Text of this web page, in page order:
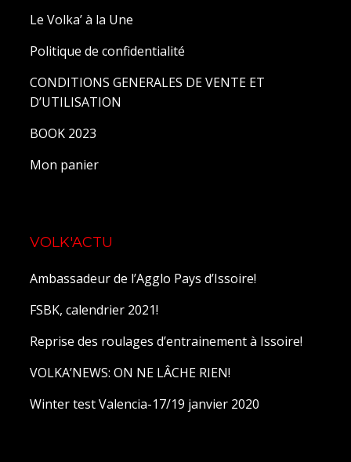
Le Volka’ à la Une
Politique de confidentialité
CONDITIONS GENERALES DE VENTE ET
D’UTILISATION
BOOK 2023
Mon panier
VOLK'ACTU
Ambassadeur de l’Agglo Pays d’Issoire!
FSBK, calendrier 2021!
Reprise des roulages d’entrainement à Issoire!
VOLKA’NEWS: ON NE LÂCHE RIEN!
Winter test Valencia-17/19 janvier 2020